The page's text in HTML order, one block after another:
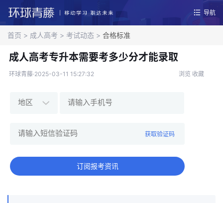
导航
首页 > 成人高考 > 考试动态 > 合格标准
成人高考专升本需要考多少分才能录取
环球青藤·2025-03-11 15:27:32 浏览 收藏
获取验证码
订阅报考资讯